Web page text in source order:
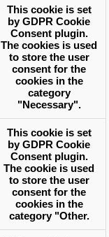
This cookie is set
by GDPR Cookie
Consent plugin.
The cookies is used
to store the user
consent for the
cookies in the
category
"Necessary".
This cookie is set
by GDPR Cookie
Consent plugin.
The cookie is used
to store the user
consent for the
cookies in the
category "Other.